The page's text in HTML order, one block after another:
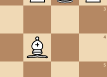
3
4
5